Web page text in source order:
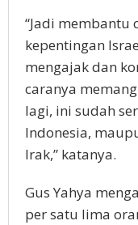
“Jadi membantu
kepentingan
mengajak dan
caranya
lagi, ini sudah
Indonesia,
Irak,” katanya.
Gus Yahya
per satu lima